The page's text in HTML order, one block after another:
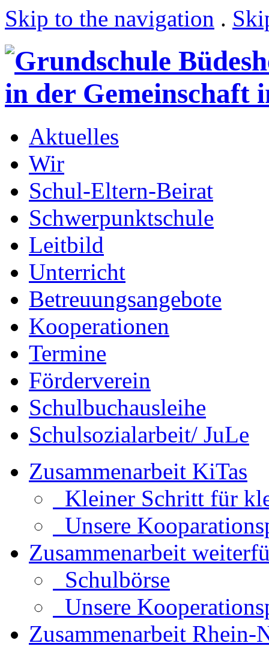
Skip to the navigation .
Aktuelles
Wir
Schul-Eltern-Beirat
Schwerpunktschule
Leitbild
Unterricht
Betreuungsangebote
Kooperationen
Termine
Förderverein
Schulbuchausleihe
Schulsozialarbeit/ JuLe
Zusammenarbeit KiTas
Kleiner Schritt für
Unsere
Zusammenarbeit
Schulbörse
Unsere
Zusammenarbeit Rhein-